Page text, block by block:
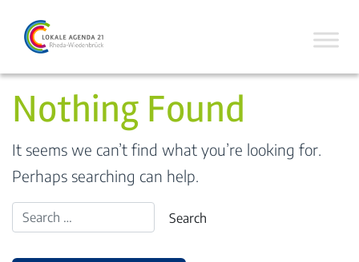
Nothing Found
It seems we can’t find what you’re looking for.
Perhaps searching can help.